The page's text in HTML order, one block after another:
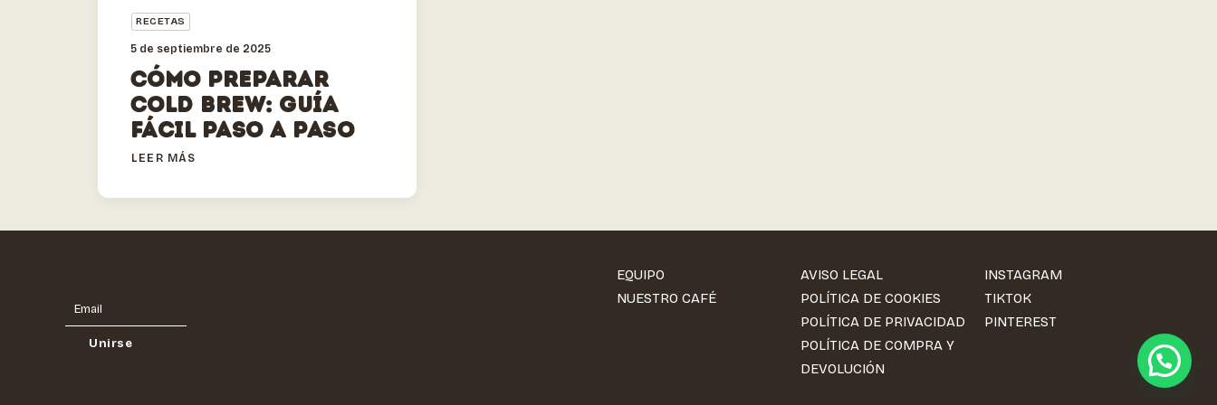
RECETAS
5 de septiembre de 2025
Cómo Preparar
Cold Brew: Guía
Fácil Paso a Paso
LEER MÁS
Email
Unirse
EQUIPO
NUESTRO CAFÉ
AVISO LEGAL
POLÍTICA DE COOKIES
POLÍTICA DE PRIVACIDAD
POLÍTICA DE COMPRA Y
DEVOLUCIÓN
INSTAGRAM
TIKTOK
PINTEREST